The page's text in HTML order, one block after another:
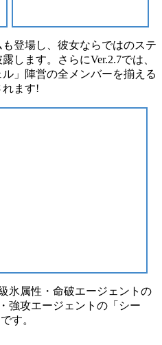
登場し、彼女ならではのステ
します。さらにVer.2.7では、
」陣営の全メンバーを揃える
れます!
氷属性・命破エージェントの
強攻エージェントの「シー
す。